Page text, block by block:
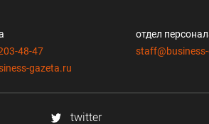
48-47
gazeta.ru
отдел
twitter